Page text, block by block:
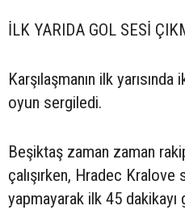
İLK YARIDA GOL SESİ
Karşılaşmanın ilk
oyun sergiledi.
Beşiktaş zaman zaman
çalışırken, Hradec Kralove
yapmayarak ilk 45